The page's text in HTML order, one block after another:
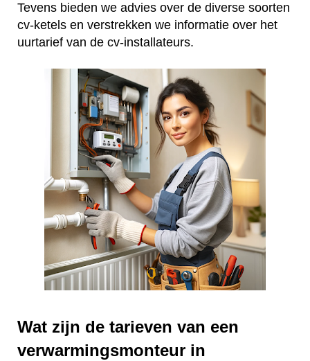
Tevens bieden we advies over de diverse soorten
cv-ketels en verstrekken we informatie over het
uurtarief van de cv-installateurs.
Wat zijn de tarieven van een
verwarmingsmonteur in